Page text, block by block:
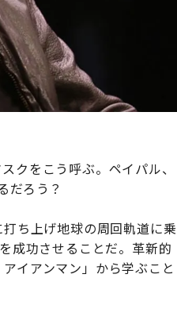
クをこう呼ぶ。ペイパル、
だろう？
ち上げ地球の周回軌道に乗
成功させることだ。革新的
イアンマン」から学ぶこと